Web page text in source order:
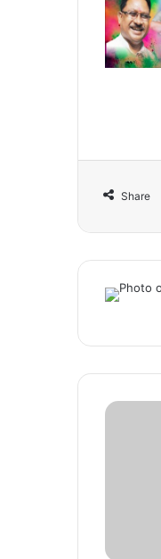
Share